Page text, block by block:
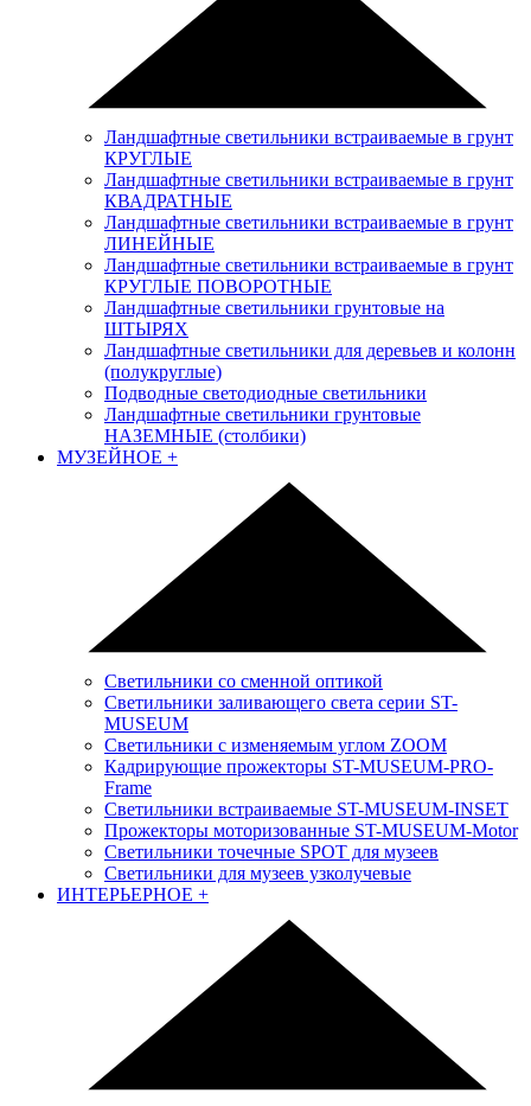
Ландшафтные светильники встраиваемые в грунт
КРУГЛЫЕ
Ландшафтные светильники встраиваемые в грунт
КВАДРАТНЫЕ
Ландшафтные светильники встраиваемые в грунт
ЛИНЕЙНЫЕ
Ландшафтные светильники встраиваемые в грунт
КРУГЛЫЕ ПОВОРОТНЫЕ
Ландшафтные светильники грунтовые на
ШТЫРЯХ
Ландшафтные светильники для деревьев и колонн
(полукруглые)
Подводные светодиодные светильники
Ландшафтные светильники грунтовые
НАЗЕМНЫЕ (столбики)
МУЗЕЙНОЕ +
Светильники со сменной оптикой
Светильники заливающего света серии ST-
MUSEUM
Светильники с изменяемым углом ZOOM
Кадрирующие прожекторы ST-MUSEUM-PRO-
Frame
Светильники встраиваемые ST-MUSEUM-INSET
Прожекторы моторизованные ST-MUSEUM-Motor
Светильники точечные SPOT для музеев
Светильники для музеев узколучевые
ИНТЕРЬЕРНОЕ +